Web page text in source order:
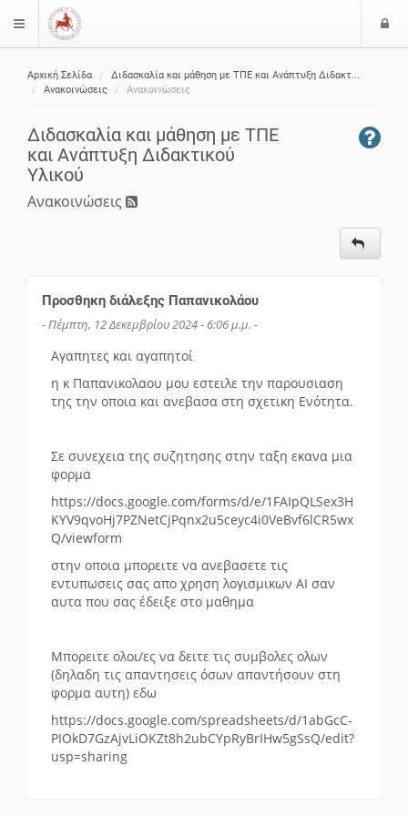
$langMenu
Αρχική Σελίδα
Διδασκαλία και μάθηση με ΤΠΕ και Ανάπτυξη Διδακτ...
Ανακοινώσεις
Ανακοινώσεις
Διδασκαλία και μάθηση με ΤΠΕ
και Ανάπτυξη Διδακτικού
Υλικού
Ανακοινώσεις
Προσθηκη διάλεξης Παπανικολάου
- Πέμπτη, 12 Δεκεμβρίου 2024 - 6:06 μ.μ. -
Αγαπητες και αγαπητοί
η κ Παπανικολαου μου εστειλε την παρουσιαση
της την οποια και ανεβασα στη σχετικη Ενότητα.
Σε συνεχεια της συζητησης στην ταξη εκανα μια
φορμα
https://docs.google.com/forms/d/e/1FAIpQLSex3H
KYV9qvoHj7PZNetCjPqnx2u5ceyc4i0VeBvf6lCR5wx
Q/viewform
στην οποια μπορειτε να ανεβασετε τις
εντυπωσεις σας απο χρηση λογισμικων ΑΙ σαν
αυτα που σας έδειξε στο μαθημα
Μπορειτε ολοι/ες να δειτε τις συμβολες ολων
(δηλαδη τις απαντησεις όσων απαντήσουν στη
φορμα αυτη) εδω
https://docs.google.com/spreadsheets/d/1abGcC-
PIOkD7GzAjvLiOKZt8h2ubCYpRyBrIHw5gSsQ/edit?
usp=sharing